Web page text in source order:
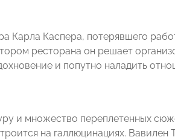
Карла Каспера, потерявшего
ресторана он решает
и попутно наладить
и множество переплетенных
на галлюцинациях.